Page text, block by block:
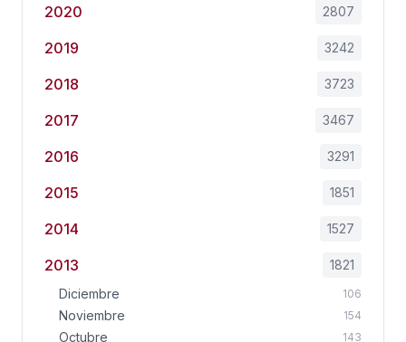
2020 2807
2019 3242
2018 3723
2017 3467
2016 3291
2015 1851
2014 1527
2013
1821
Diciembre
106
Noviembre 154
Octubre 143